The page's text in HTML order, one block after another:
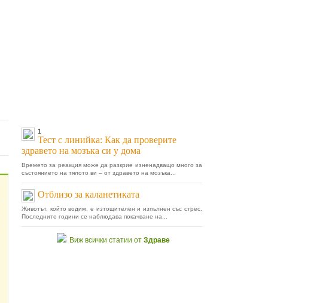
1
Тест с линийка: Как да проверите
здравето на мозъка си у дома
Времето за реакция може да разкрие изненадващо много за
състоянието на тялото ви – от здравето на мозъка...
Отблизо за каланетиката
Животът, който водим, е изтощителен и изпълнен със стрес.
Последните години се наблюдава покачване на...
Виж всички статии от Здраве